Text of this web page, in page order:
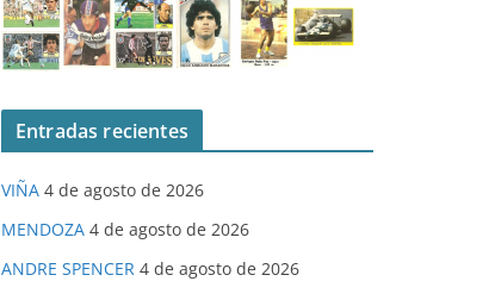
Entradas recientes
VIÑA 4 de agosto de 2026
MENDOZA 4 de agosto de 2026
ANDRE SPENCER 4 de agosto de 2026